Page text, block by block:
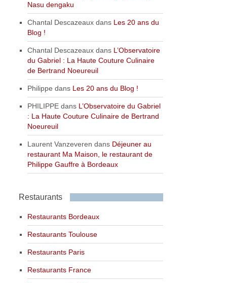
Nasu dengaku
Chantal Descazeaux dans Les 20 ans du
Blog !
Chantal Descazeaux dans L’Observatoire
du Gabriel : La Haute Couture Culinaire
de Bertrand Noeureuil
Philippe dans Les 20 ans du Blog !
PHILIPPE dans L’Observatoire du Gabriel
: La Haute Couture Culinaire de Bertrand
Noeureuil
Laurent Vanzeveren dans Déjeuner au
restaurant Ma Maison, le restaurant de
Philippe Gauffre à Bordeaux
Restaurants
Restaurants Bordeaux
Restaurants Toulouse
Restaurants Paris
Restaurants France